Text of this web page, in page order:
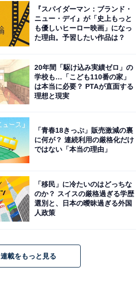
『スパイダーマン：ブランド・
ニュー・デイ』が「史上もっと
も優しいヒーロー映画」になっ
た理由。予習したい作品は？
20年間「駆け込み実績ゼロ」の
学校も…「こども110番の家」
は本当に必要？ PTAが直面する
理想と現実
「青春18きっぷ」販売激減の裏
に何が？ 連続利用の厳格化だけ
ではない「本当の理由」
「移民」に冷たいのはどっちな
のか？ スイスの厳格過ぎる学歴
選別と、日本の曖昧過ぎる外国
人政策
連載をもっと見る